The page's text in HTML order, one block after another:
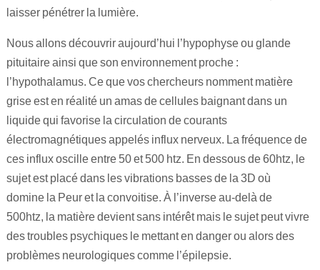
laisser pénétrer la lumière.
Nous allons découvrir aujourd’hui l’hypophyse ou glande
pituitaire ainsi que son environnement proche :
l’hypothalamus. Ce que vos chercheurs nomment matière
grise est en réalité un amas de cellules baignant dans un
liquide qui favorise la circulation de courants
électromagnétiques appelés influx nerveux. La fréquence de
ces influx oscille entre 50 et 500 htz. En dessous de 60htz, le
sujet est placé dans les vibrations basses de la 3D où
domine la Peur et la convoitise. À l’inverse au-delà de
500htz, la matière devient sans intérêt mais le sujet peut vivre
des troubles psychiques le mettant en danger ou alors des
problèmes neurologiques comme l’épilepsie.